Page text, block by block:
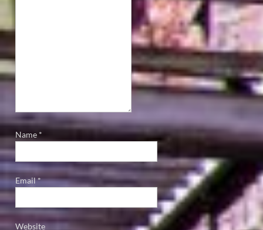
Name*
Email*
Website